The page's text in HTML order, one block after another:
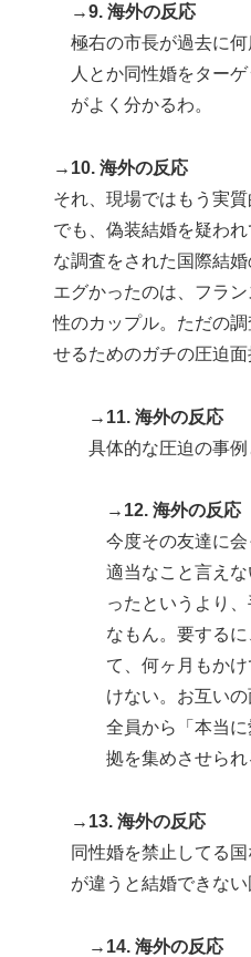
→9. 海外の反応
極右の市長が過去に
人とか同性婚をター
がよく分かるわ。
→10. 海外の反応
それ、現場ではもう実
でも、偽装結婚を疑わ
な調査をされた国際結
エグかったのは、フラ
性のカップル。ただの
せるためのガチの圧迫面
→11. 海外の反応
具体的な圧迫の事例
→12. 海外の反応
今度その友達に会
適当なこと言え
ったというより
なもん。要する
て、何ヶ月もか
けない。お互い
全員から「本当
拠を集めさせられ
→13. 海外の反応
同性婚を禁止してる
が違うと結婚できない
→14. 海外の反応